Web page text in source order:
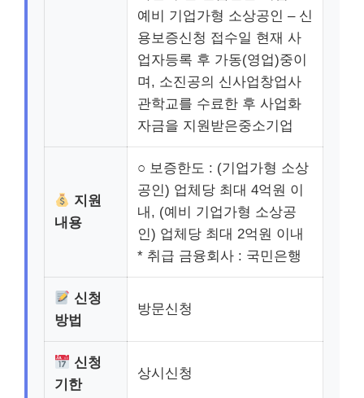
예비 기업가형 소상공인 – 신
용보증신청 접수일 현재 사
업자등록 후 가동(영업)중이
며, 소진공의 신사업창업사
관학교를 수료한 후 사업화
자금을 지원받은중소기업
지원
내용
○ 보증한도 : (기업가형 소상
공인) 업체당 최대 4억원 이
내, (예비 기업가형 소상공
인) 업체당 최대 2억원 이내
* 취급 금융회사 : 국민은행
신청
방법
방문신청
신청
기한
상시신청